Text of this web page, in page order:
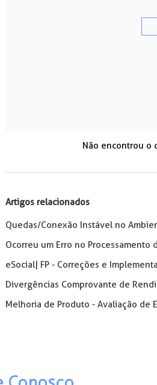
Não encontrou o
Artigos relacionados
Quedas/Conexão Instável no
Ocorreu um Erro no Processamento
eSocial| FP - Correções e
Divergências Comprovante de
Melhoria de Produto - Avaliação de